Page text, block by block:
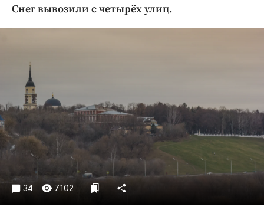
Образование
Общество
Праздники
Происшествия
Спорт
Экономика и бизнес
Снег вывозили с четырёх улиц.
34 7102